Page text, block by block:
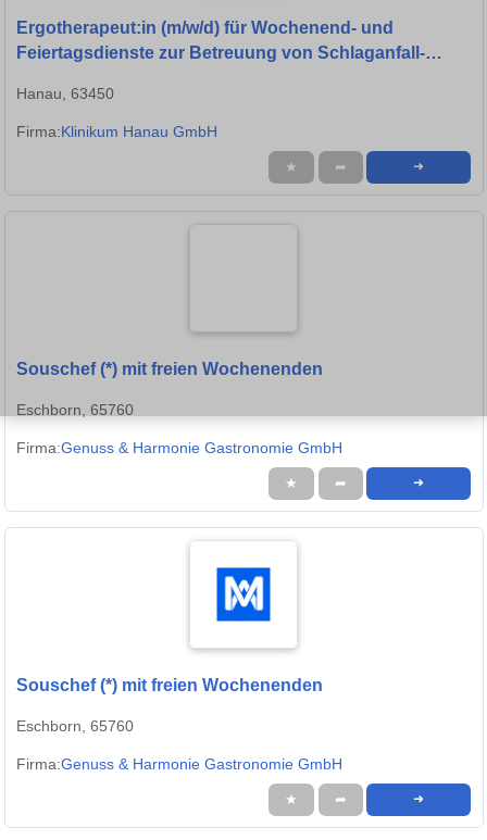
Ergotherapeut:in (m/w/d) für Wochenend- und
Feiertagsdienste zur Betreuung von Schlaganfall-
Menschen!
Hanau, 63450
Firma:Klinikum Hanau GmbH
★ ➦ ➜
Souschef (*) mit freien Wochenenden
Eschborn, 65760
Firma:Genuss & Harmonie Gastronomie GmbH
★ ➦ ➜
Souschef (*) mit freien Wochenenden
Eschborn, 65760
Firma:Genuss & Harmonie Gastronomie GmbH
★ ➦ ➜